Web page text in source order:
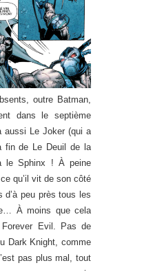
outre Batman,
dans le septième
aussi Le Joker (qui a
fin de Le Deuil de la
le Sphinx ! À peine
qu’il vit de son côté
d’à peu près tous les
À moins que cela
Evil. Pas de
Dark Knight, comme
pas plus mal, tout